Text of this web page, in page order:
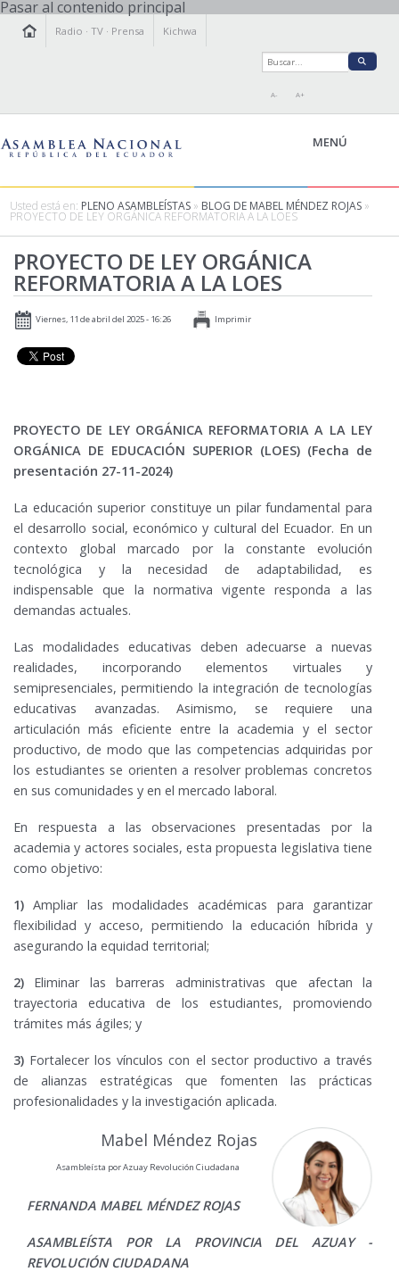
Pasar al contenido principal
Radio ·TV · Prensa Kichwa
A- A+
MENÚ
LEGISLAMOS
FISCALIZAMOS
TRANSPARENCIA
PRENSA
PARTICIPACIÓN
Usted está en: PLENO ASAMBLEÍSTAS » BLOG DE MABEL MÉNDEZ ROJAS »
PROYECTO DE LEY ORGÁNICA REFORMATORIA A LA LOES
PROYECTO DE LEY ORGÁNICA
REFORMATORIA A LA LOES
Viernes, 11 de abril del 2025 - 16:26 Imprimir
PROYECTO DE LEY ORGÁNICA REFORMATORIA A LA LEY
ORGÁNICA DE EDUCACIÓN SUPERIOR (LOES) (Fecha de
presentación 27-11-2024)
La educación superior constituye un pilar fundamental para
el desarrollo social, económico y cultural del Ecuador. En un
contexto global marcado por la constante evolución
tecnológica y la necesidad de adaptabilidad, es
indispensable que la normativa vigente responda a las
demandas actuales.
Las modalidades educativas deben adecuarse a nuevas
realidades, incorporando elementos virtuales y
semipresenciales, permitiendo la integración de tecnologías
educativas avanzadas. Asimismo, se requiere una
articulación más eficiente entre la academia y el sector
productivo, de modo que las competencias adquiridas por
los estudiantes se orienten a resolver problemas concretos
en sus comunidades y en el mercado laboral.
En respuesta a las observaciones presentadas por la
academia y actores sociales, esta propuesta legislativa tiene
como objetivo:
1) Ampliar las modalidades académicas para garantizar
flexibilidad y acceso, permitiendo la educación híbrida y
asegurando la equidad territorial;
2) Eliminar las barreras administrativas que afectan la
trayectoria educativa de los estudiantes, promoviendo
trámites más ágiles; y
3) Fortalecer los vínculos con el sector productivo a través
de alianzas estratégicas que fomenten las prácticas
profesionalidades y la investigación aplicada.
Mabel Méndez Rojas
Asambleísta por Azuay Revolución Ciudadana
FERNANDA MABEL MÉNDEZ ROJAS
ASAMBLEÍSTA POR LA PROVINCIA DEL AZUAY -
REVOLUCIÓN CIUDADANA